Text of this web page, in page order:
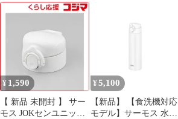
ーモス 真空断熱ケータ
水筒 保温保冷 マグボト
ル ステンレスボトル ＜
宅配便＞
¥ 1,590
【 新品 未開封 】 サー
モス JOKセンユニット
¥ 5,100
【新品】 【食洗機対応
モデル】サーモス 水筒